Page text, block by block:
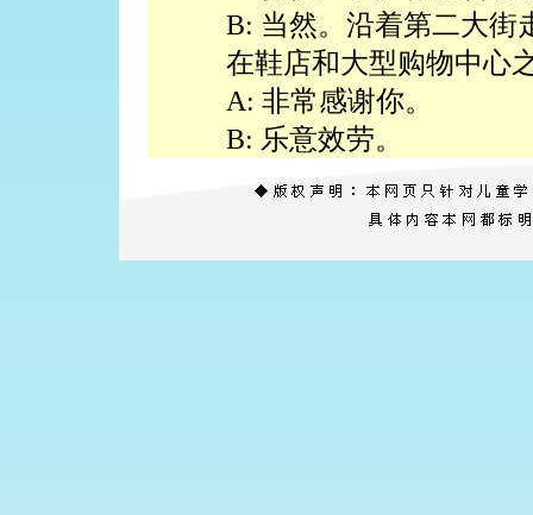
B: 当然。沿着第二大街
在鞋店和大型购物中心
A: 非常感谢你。
B: 乐意效劳。